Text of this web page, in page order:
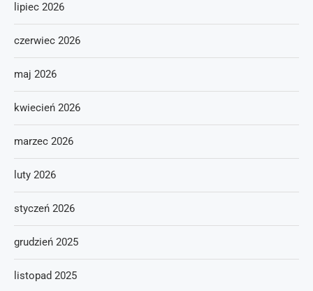
lipiec 2026
czerwiec 2026
maj 2026
kwiecień 2026
marzec 2026
luty 2026
styczeń 2026
grudzień 2025
listopad 2025